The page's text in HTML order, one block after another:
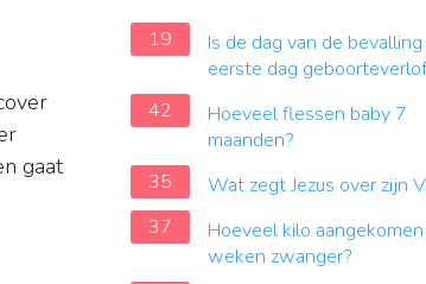
gaat
19
Is de dag van de
eerste dag
42
Hoeveel flessen baby 7
maanden?
35
Wat zegt Jezus over zijn
37
Hoeveel kilo
weken zwanger?